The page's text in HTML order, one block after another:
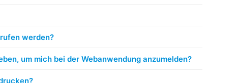
werden?
um mich bei der Webanwendung anzumelden?